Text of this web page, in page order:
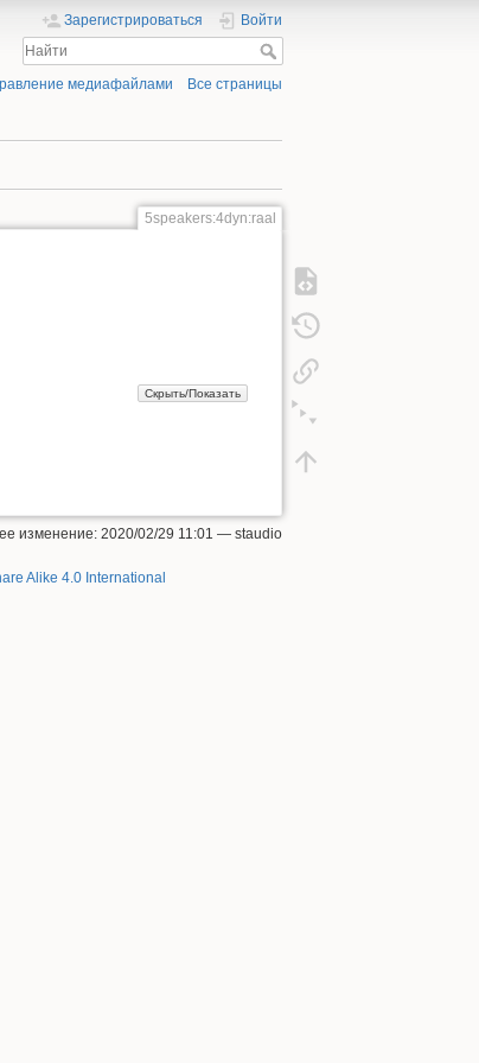
Зарегистрироваться Войти
медиафайлами Все страницы
5speakers:4dyn:raal
изменение: 2020/02/29 11:01 — staudio
Alike 4.0 International